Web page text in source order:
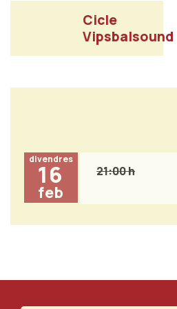
Cicle
Vipsbalsound
divendres
16
feb
21:00 h